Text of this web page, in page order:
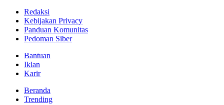
Redaksi
Kebijakan Privacy
Panduan Komunitas
Pedoman Siber
Bantuan
Iklan
Karir
Beranda
Trending